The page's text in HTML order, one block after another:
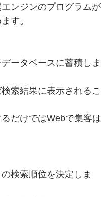
ンジンのプログラムが
す。
ータベースに蓄積しま
索結果に表示されるこ
だけではWebで集客は
検索順位を決定しま